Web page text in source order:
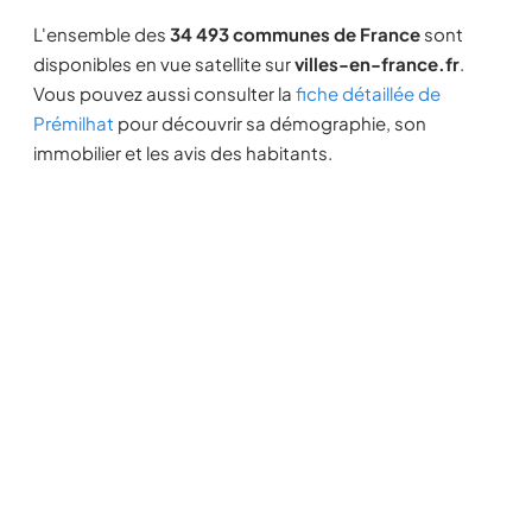
L'ensemble des 34 493 communes de France sont
disponibles en vue satellite survilles-en-france.fr.
Vous pouvez aussi consulter la fiche détaillée de
Prémilhat pour découvrir sa démographie, son
immobilier et les avis des habitants.